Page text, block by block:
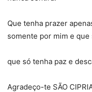
Que tenha prazer
somente por mim e
que só tenha paz e
Agradeço-te SÃO